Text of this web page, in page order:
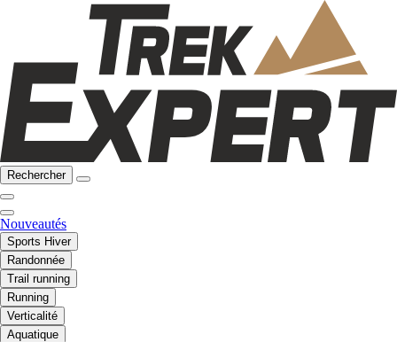
Rechercher
Nouveautés
Sports Hiver
Randonnée
Trail running
Running
Verticalité
Aquatique